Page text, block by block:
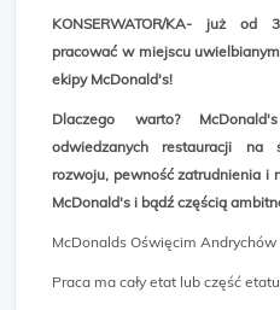
KONSERWATOR/KA- już od
pracować w miejscu
ekipy McDonald's!
Dlaczego warto?
odwiedzanych restauracji na
rozwoju, pewność zatrudnienia i
McDonald's i bądź częścią
McDonalds Oświęcim
Praca ma cały etat lub część etatu